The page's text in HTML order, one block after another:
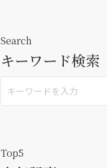
Search
キーワード検索
Top5